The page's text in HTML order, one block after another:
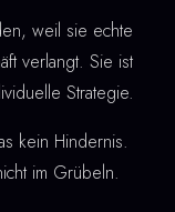
weil sie echte
verlangt. Sie ist
Strategie.
kein Hindernis.
im Grübeln.